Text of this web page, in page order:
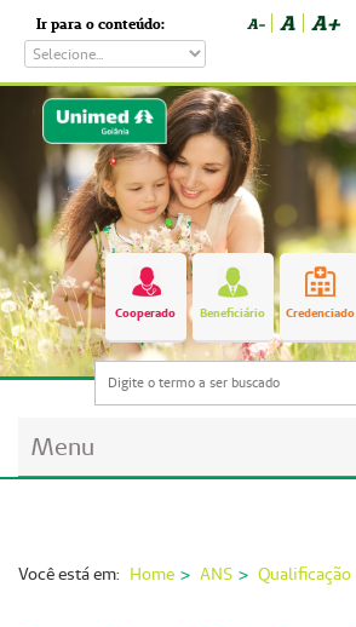
Ir para o conteúdo: A- A A+
Cooperado Beneficiário Credenciado
Menu
Você está em: Home ANS Qualificação